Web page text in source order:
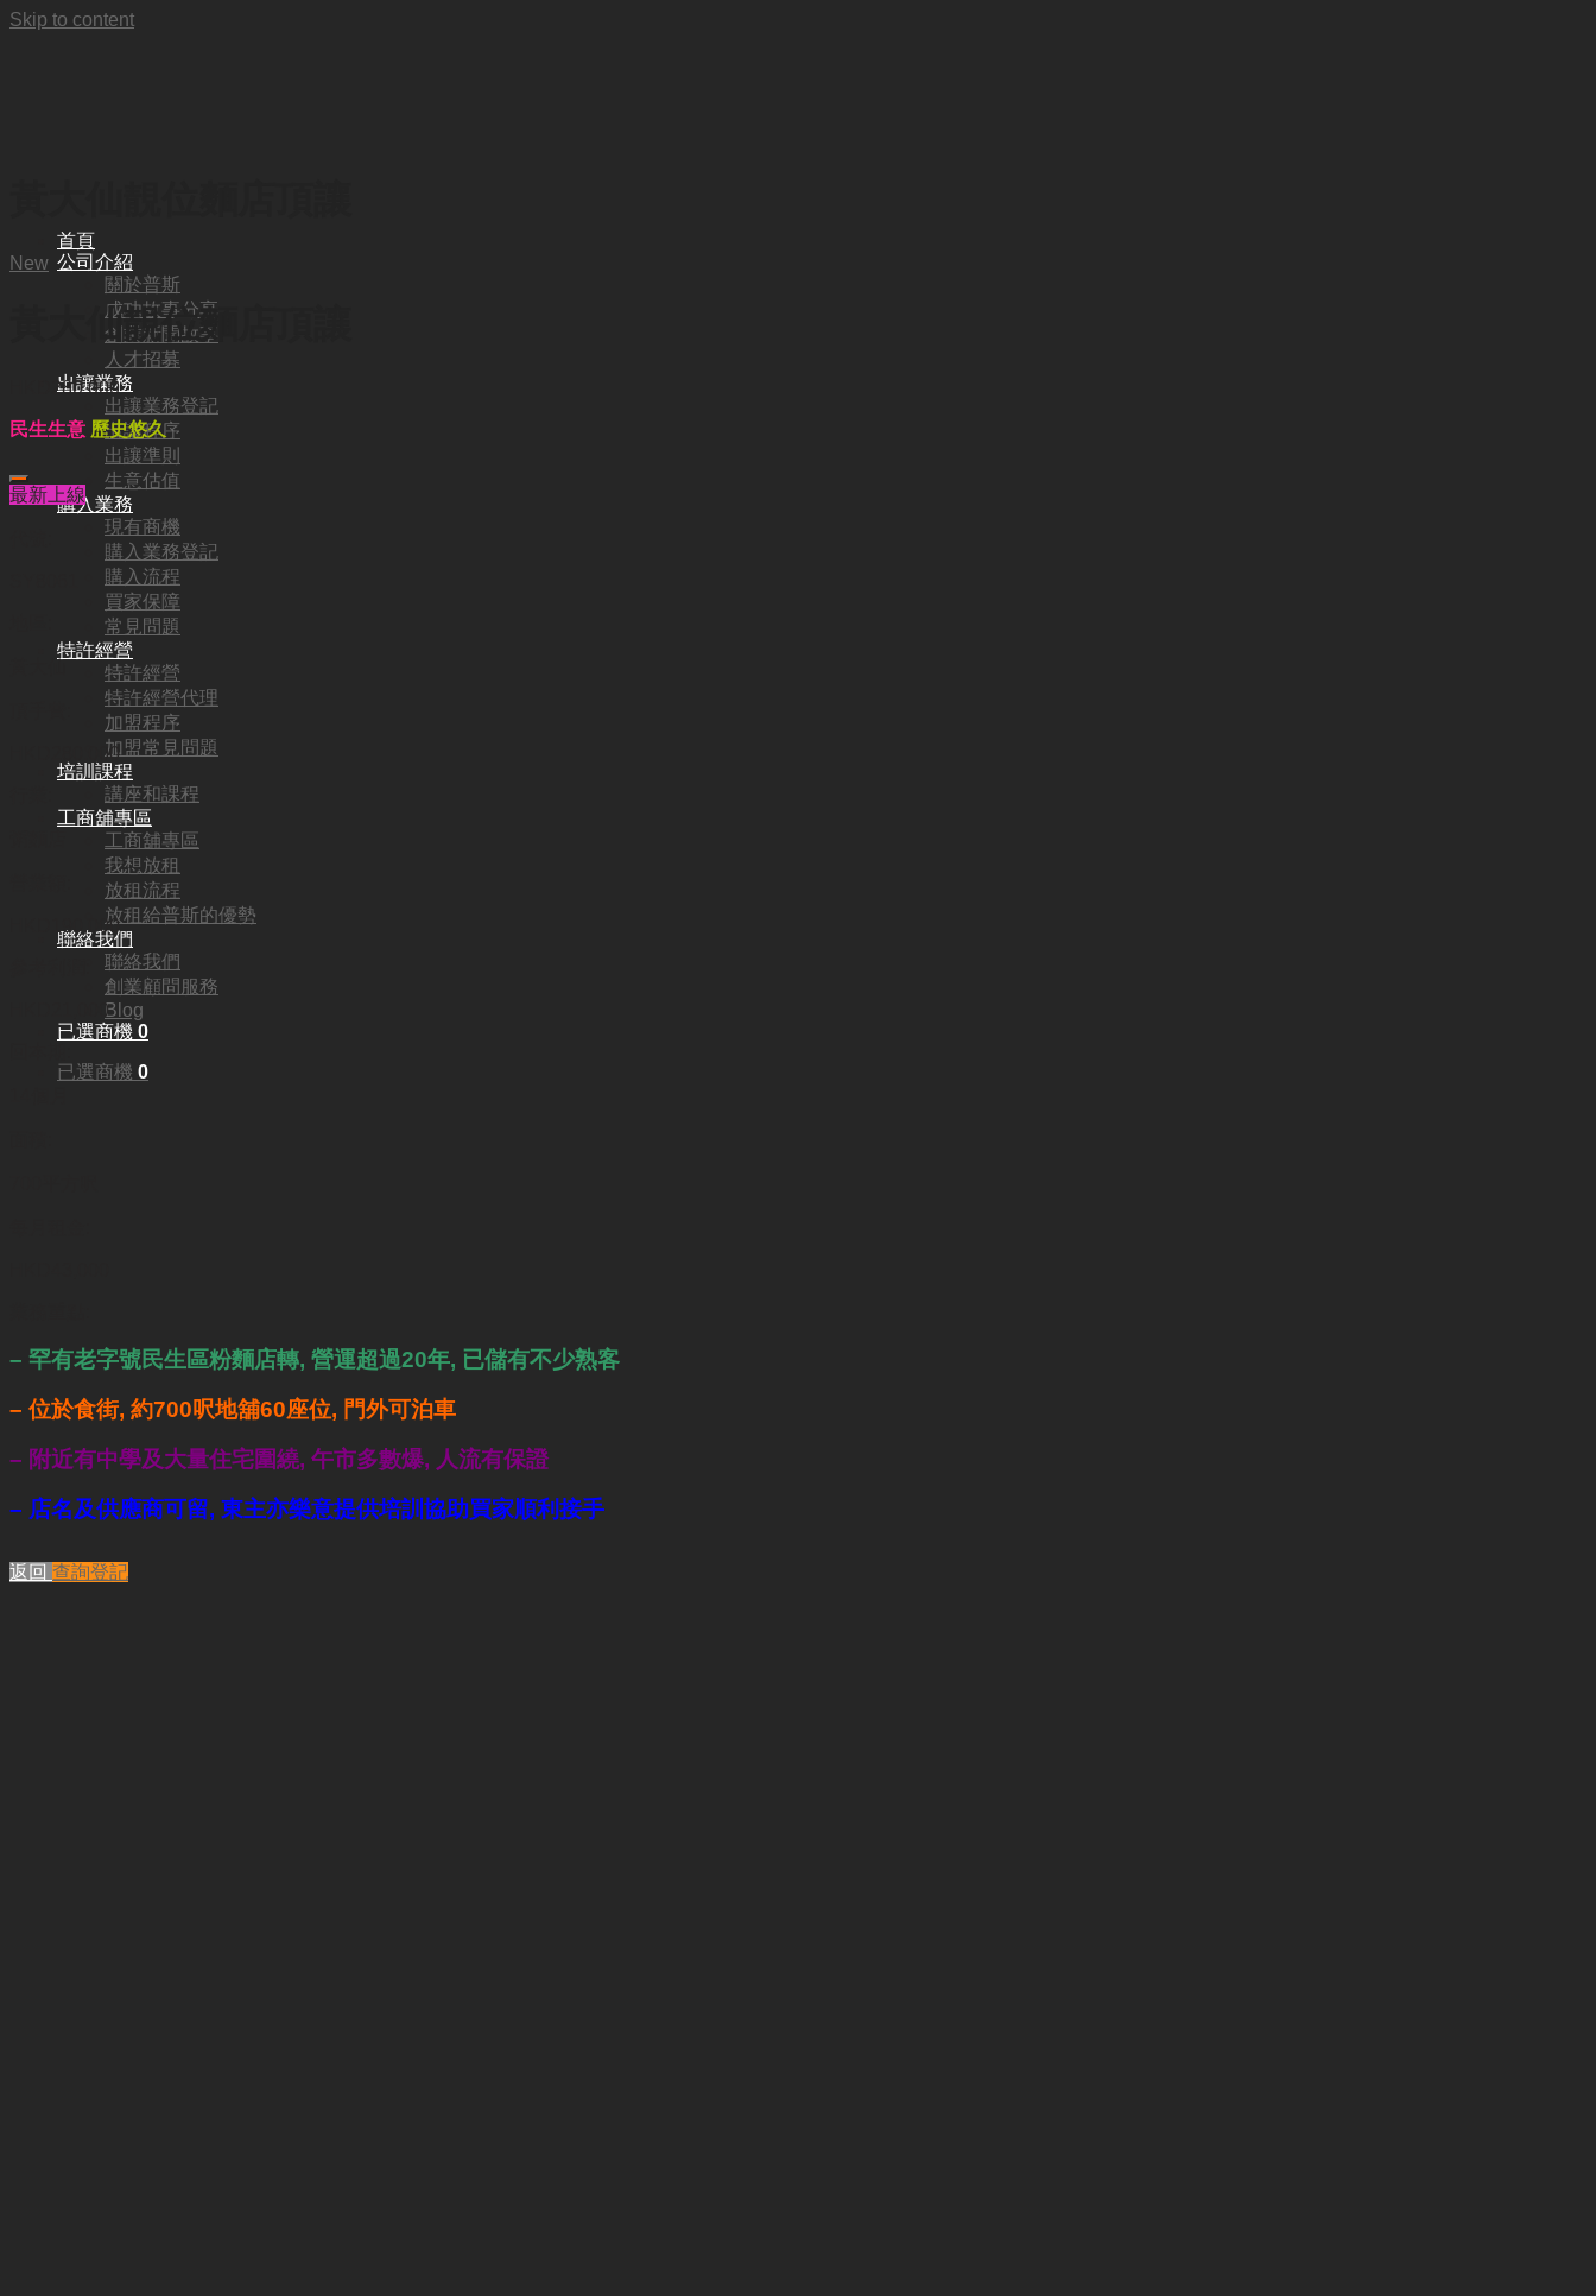
Skip to content
首頁
公司介紹
關於普斯
成功故事分享
創業新聞故事
人才招募
出讓業務
出讓業務登記
出讓程序
出讓準則
生意估值
購入業務
現有商機
購入業務登記
購入流程
買家保障
常見問題
特許經營
特許經營
特許經營代理
加盟程序
加盟常見問題
培訓課程
講座和課程
工商舖專區
工商舖專區
我想放租
放租流程
放租給普斯的優勢
聯絡我們
聯絡我們
創業顧問服務
Blog
已選商機 0
已選商機 0
New
黃大仙靚位麵店頂讓
280,000
民生生意 歷史悠久
最新上線
280,000
HKD190,000
HKD21,000
– 罕有老字號民生區粉麵店轉, 營運超過20年, 已儲有不少熟客
– 位於食街, 約700呎地舖60座位, 門外可泊車
– 附近有中學及大量住宅圍繞, 午市多數爆, 人流有保證
– 店名及供應商可留, 東主亦樂意提供培訓協助買家順利接手
返回 查詢登記